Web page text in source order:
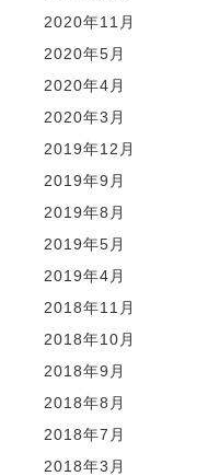
2020年11月
2020年5月
2020年4月
2020年3月
2019年12月
2019年9月
2019年8月
2019年5月
2019年4月
2018年11月
2018年10月
2018年9月
2018年8月
2018年7月
2018年3月